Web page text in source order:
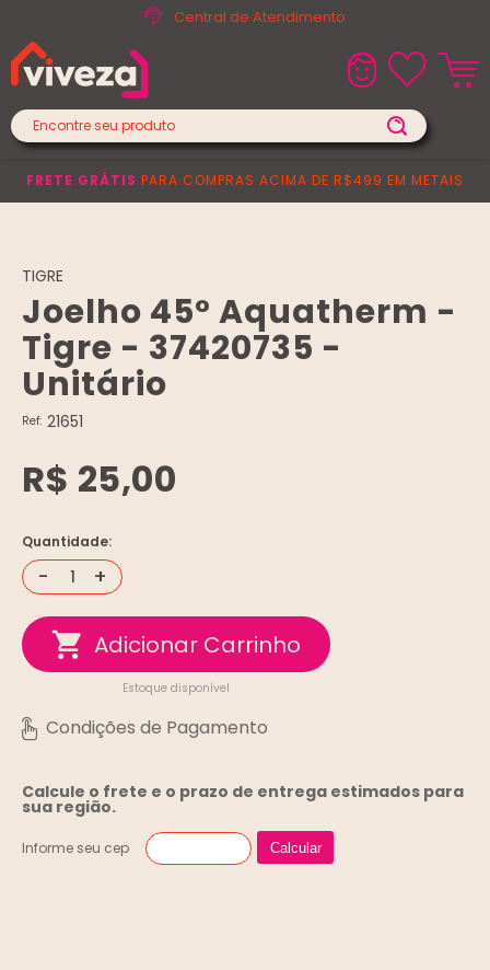
Central de Atendimento
FRETE GRÁTIS PARA COMPRAS ACIMA DE R$499 EM METAIS
TIGRE
Joelho 45° Aquatherm -
Tigre - 37420735 -
Unitário
Ref: 21651
R$ 25,00
Quantidade:
- +
Estoque disponível
Calcule o frete e o prazo de entrega estimados para
sua região.
Informe seu cep Calcular